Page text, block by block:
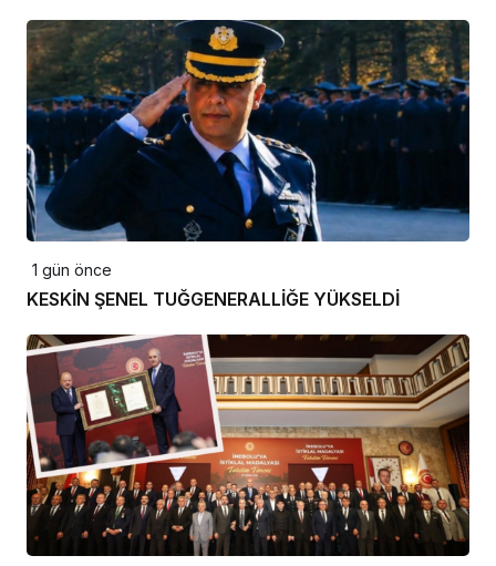
1 gün önce
KESKİN ŞENEL TUĞGENERALLİĞE YÜKSELDİ